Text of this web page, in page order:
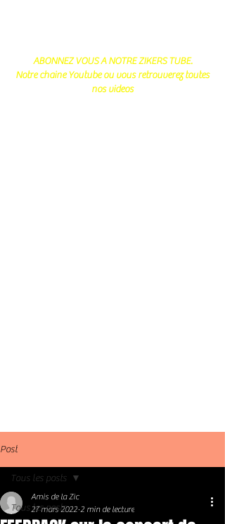
ABONNEZ VOUS A NOTRE ZIKERS TUBE.
Notre chaine Youtube ou vous retrouverez toutes
nos videos
Post
Tous les posts
Tous les posts
Amis de la Zic
27 mars 2022 2 min de lecture